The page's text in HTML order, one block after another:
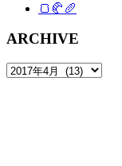
🍞🥐🥖
ARCHIVE
ARCHIVE